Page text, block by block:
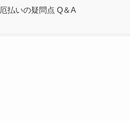
厄払いの疑問点 Q＆A